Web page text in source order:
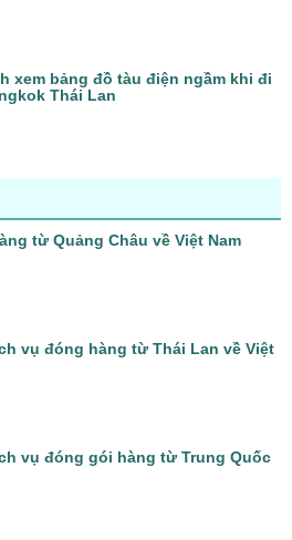
xem bảng đồ tàu điện ngầm khi đi
Thái Lan
từ Quảng Châu về Việt Nam
vụ đóng hàng từ Thái Lan về Việt
vụ đóng gói hàng từ Trung Quốc